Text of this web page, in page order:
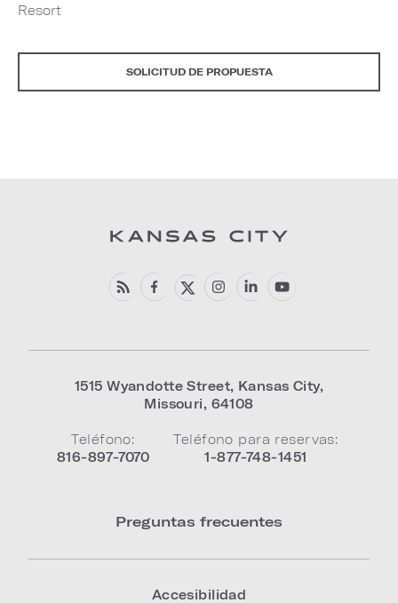
Resort
SOLICITUD DE PROPUESTA
1515 Wyandotte Street, Kansas City,
Missouri, 64108
Teléfono:
816-897-7070
Teléfono para reservas:
1-877-748-1451
Preguntas frecuentes
Accesibilidad